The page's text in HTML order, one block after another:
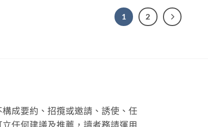
1 2
成要約、招攬或邀請、誘使、任
任何建議及推薦，讀者務請運用